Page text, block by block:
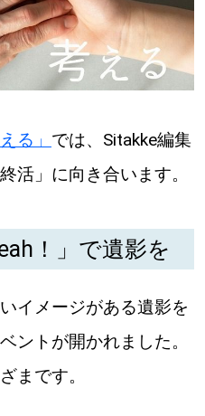
ったり楽しみたい】
】 札幌市
い】
たい】
る」 では、Sitakke編集
活」に向き合います。
！」で遺影を
イメージがある遺影を
ントが開かれました。
まです。